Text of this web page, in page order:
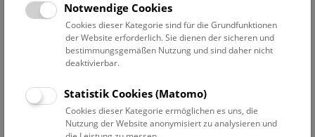
Datumsfilter
12.6.2021
Datum auswählen
Erweiterte Suche
Notwendige Cookies
Cookies dieser Kategorie sind für die Grundfunktionen
der Website erforderlich. Sie dienen der sicheren und
bestimmungsgemäßen Nutzung und sind daher nicht
deaktivierbar.
Statistik Cookies (Matomo)
Cookies dieser Kategorie ermöglichen es uns, die
Nutzung der Website anonymisiert zu analysieren und